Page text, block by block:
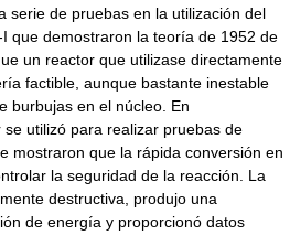
serie de pruebas en la utilización del
I que demostraron la teoría de 1952 de
un reactor que utilizase directamente
factible, aunque bastante inestable
burbujas en el núcleo. En
utilizó para realizar pruebas de
mostraron que la rápida conversión en
la seguridad de la reacción. La
destructiva, produjo una
de energía y proporcionó datos